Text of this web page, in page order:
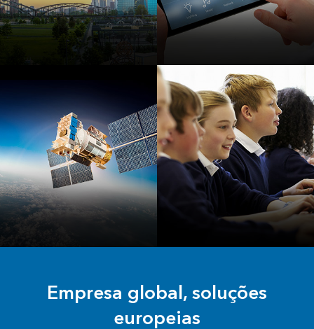
Inteligentes
Internet das
Coisas (IoT) e Big
Data
Empresa global, soluções
europeias